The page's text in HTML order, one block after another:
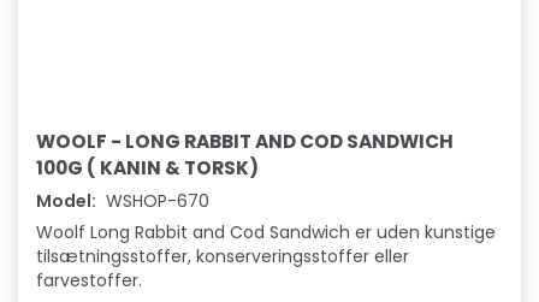
WOOLF - LONG RABBIT AND COD SANDWICH
100G ( KANIN & TORSK)
Model: WSHOP-670
Woolf Long Rabbit and Cod Sandwich er uden kunstige
tilsætningsstoffer, konserveringsstoffer eller
farvestoffer.